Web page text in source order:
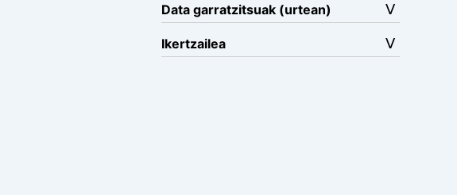
Data garratzitsuak (urtean)
Ikertzailea